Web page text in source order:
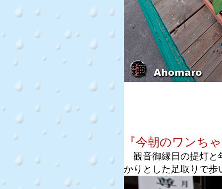
『今朝のワンち
観音御縁日の提灯と
かりとした足取りで歩